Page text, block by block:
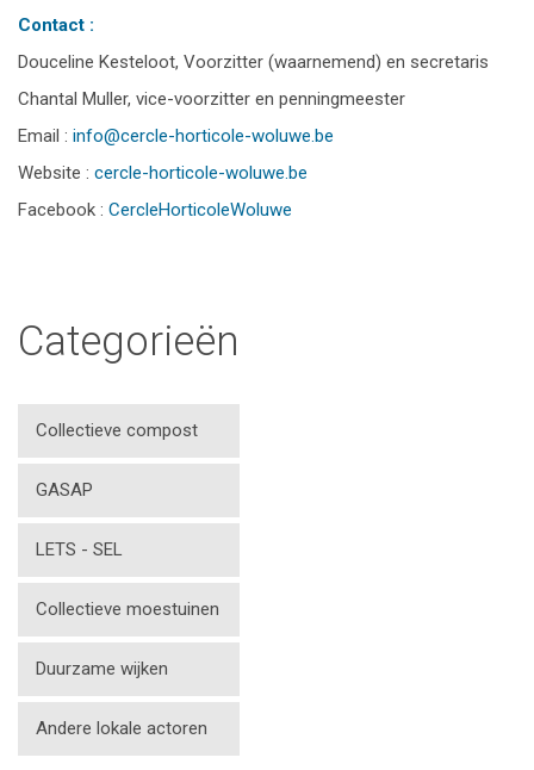
Contact :
Douceline Kesteloot, Voorzitter (waarnemend) en secretaris
Chantal Muller, vice-voorzitter en penningmeester
Email : info@cercle-horticole-woluwe.be
Website : cercle-horticole-woluwe.be
Facebook : CercleHorticoleWoluwe
Categorieën
Collectieve compost
GASAP
LETS - SEL
Collectieve moestuinen
Duurzame wijken
Andere lokale actoren